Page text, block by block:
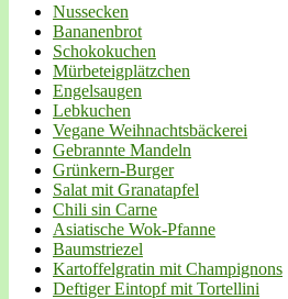
Nussecken
Bananenbrot
Schokokuchen
Mürbeteigplätzchen
Engelsaugen
Lebkuchen
Vegane Weihnachtsbäckerei
Gebrannte Mandeln
Grünkern-Burger
Salat mit Granatapfel
Chili sin Carne
Asiatische Wok-Pfanne
Baumstriezel
Kartoffelgratin mit Champignons
Deftiger Eintopf mit Tortellini